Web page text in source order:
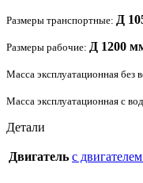
Размеры транспортные: Д
Размеры рабочие: Д 1200
Масса эксплуатационная без
Масса эксплуатационная с
Детали
Двигатель c